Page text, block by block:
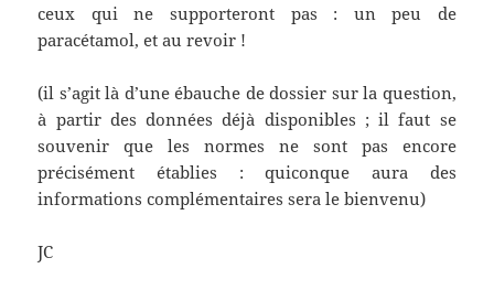
ceux qui ne supporteront pas : un peu de
paracétamol, et au revoir !
(il s’agit là d’une ébauche de dossier sur la question,
à partir des données déjà disponibles ; il faut se
souvenir que les normes ne sont pas encore
précisément établies : quiconque aura des
informations complémentaires sera le bienvenu)
JC